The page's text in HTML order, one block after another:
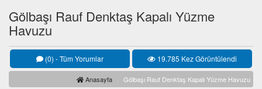
Gölbaşı Rauf Denktaş Kapalı Yüzme
Havuzu
(0) - Tüm Yorumlar 19.785 Kez Görüntülendi
Anasayfa Gölbaşı Rauf Denktaş Kapalı Yüzme Havuzu